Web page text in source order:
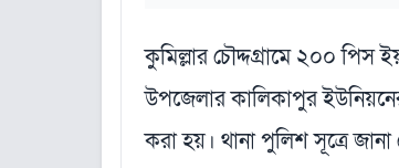
কুমিল্লার চৌদ্দগ্রামে ২০০
উপজেলার কালিকাপুর
করা হয়। থানা পুলিশ সূত্রে